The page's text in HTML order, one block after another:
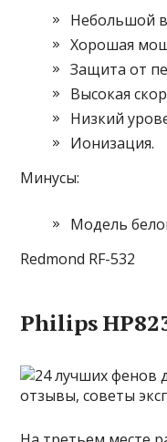
Небольшой
Хорошая
Защита от
Высокая
Низкий
Ионизация.
Минусы:
Модель
Redmond RF-532
Philips